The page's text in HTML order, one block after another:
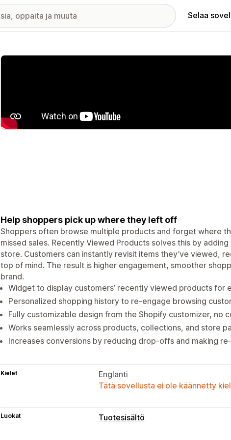
Selaa
Esittelykuvagalleria
Help shoppers pick up where they left off
Shoppers often browse multiple products and forget where
missed sales. Recently Viewed Products solves this by
store. Customers can instantly revisit items they’ve viewed,
top of mind. The result is higher engagement, smoother
brand.
Widget to display customers’ recently viewed products for
Personalized shopping history to re-engage browsing
Fully customizable design from the Shopify customizer, no
Works seamlessly across products, collections, and store
Increases conversions by reducing drop-offs and making
Kielet
Englanti
Tätä sovellusta ei ole käännetty
Luokat Tuotesisältö